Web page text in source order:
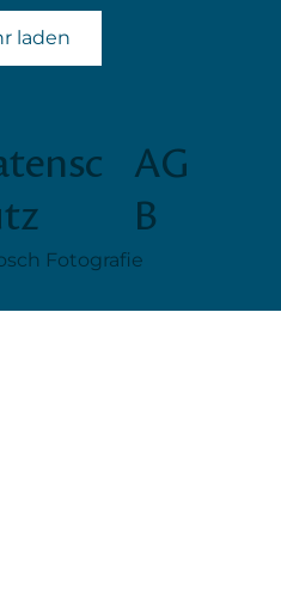
laden
AG
B
Fotografie